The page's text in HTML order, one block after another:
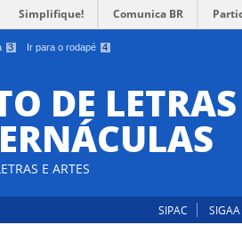
3 Ir para o rodapé 4
Simplifique! Comunica BR
DE LETRAS
E ARTES
SIPAC SIGAA